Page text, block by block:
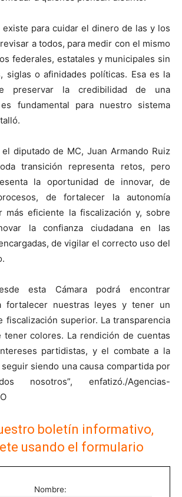
existe para cuidar el dinero de las y los
a todos, para medir con el mismo
federales, estatales y municipales sin
siglas o afinidades políticas. Esa es la
preservar la credibilidad de una
fundamental para nuestro sistema
diputado de MC, Juan Armando Ruiz
transición representa retos, pero
la oportunidad de innovar, de
de fortalecer la autonomía
más eficiente la fiscalización y, sobre
la confianza ciudadana en las
de vigilar el correcto uso del
esta Cámara podrá encontrar
fortalecer nuestras leyes y tener un
fiscalización superior. La transparencia
colores. La rendición de cuentas
partidistas, y el combate a la
siendo una causa compartida por
nosotros”, enfatizó./Agencias-
boletín informativo,
usando el formulario
Nombre: